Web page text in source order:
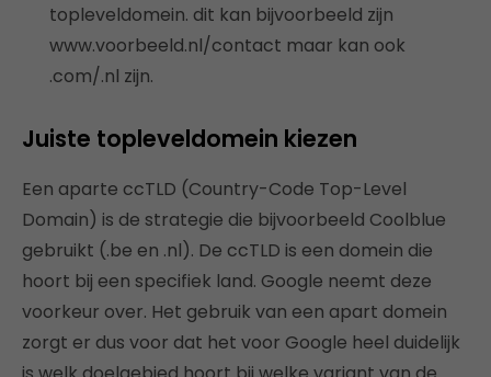
topleveldomein. dit kan bijvoorbeeld zijn
www.voorbeeld.nl/contact maar kan ook
.com/.nl zijn.
Juiste topleveldomein kiezen
Een aparte ccTLD (Country-Code Top-Level
Domain) is de strategie die bijvoorbeeld Coolblue
gebruikt (.be en .nl). De ccTLD is een domein die
hoort bij een specifiek land. Google neemt deze
voorkeur over. Het gebruik van een apart domein
zorgt er dus voor dat het voor Google heel duidelijk